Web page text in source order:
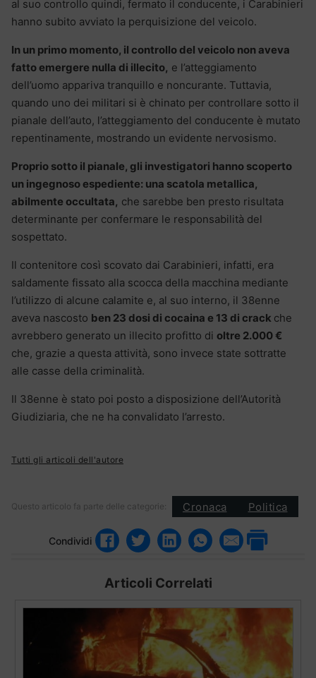
al suo controllo quindi, fermato il conducente, i Carabinieri
hanno subito avviato la perquisizione del veicolo.
In un primo momento, il controllo del veicolo non aveva
fatto emergere nulla di illecito, e l’atteggiamento
dell’uomo appariva tranquillo e noncurante. Tuttavia,
quando uno dei militari si è chinato per controllare sotto il
pianale dell’auto, l’atteggiamento del conducente è mutato
repentinamente, mostrando un evidente nervosismo.
Proprio sotto il pianale, gli investigatori hanno scoperto
un ingegnoso espediente: una scatola metallica,
abilmente occultata, che sarebbe ben presto risultata
determinante per confermare le responsabilità del
sospettato.
Il contenitore così scovato dai Carabinieri, infatti, era
saldamente fissato alla scocca della macchina mediante
l’utilizzo di alcune calamite e, al suo interno, il 38enne
aveva nascosto ben 23 dosi di cocaina e 13 di crack che
avrebbero generato un illecito profitto di oltre 2.000 €
che, grazie a questa attività, sono invece state sottratte
alle casse della criminalità.
Il 38enne è stato poi posto a disposizione dell’Autorità
Giudiziaria, che ne ha convalidato l’arresto.
Tutti gli articoli dell'autore
Questo articolo fa parte delle categorie: Cronaca Politica
Condividi
Articoli Correlati